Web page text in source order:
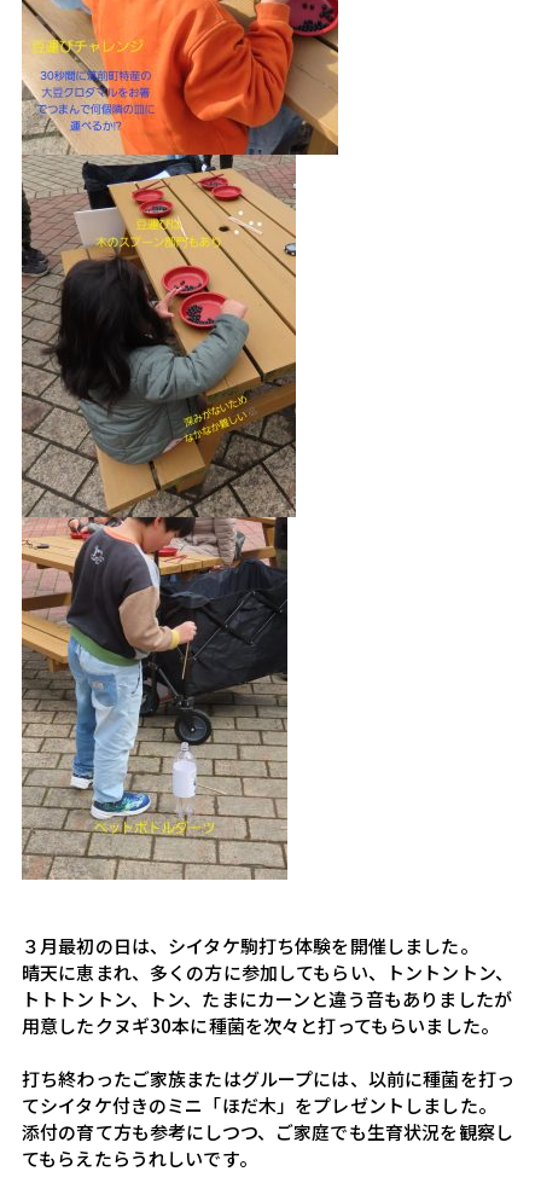
３月最初の日は、シイタケ駒打ち体験を開催しました。
晴天に恵まれ、多くの方に参加してもらい、トントントン、
トトトントン、トン、たまにカーンと違う音もありましたが
用意したクヌギ30本に種菌を次々と打ってもらいました。
打ち終わったご家族またはグループには、以前に種菌を打っ
てシイタケ付きのミニ「ほだ木」をプレゼントしました。
添付の育て方も参考にしつつ、ご家庭でも生育状況を観察し
てもらえたらうれしいです。